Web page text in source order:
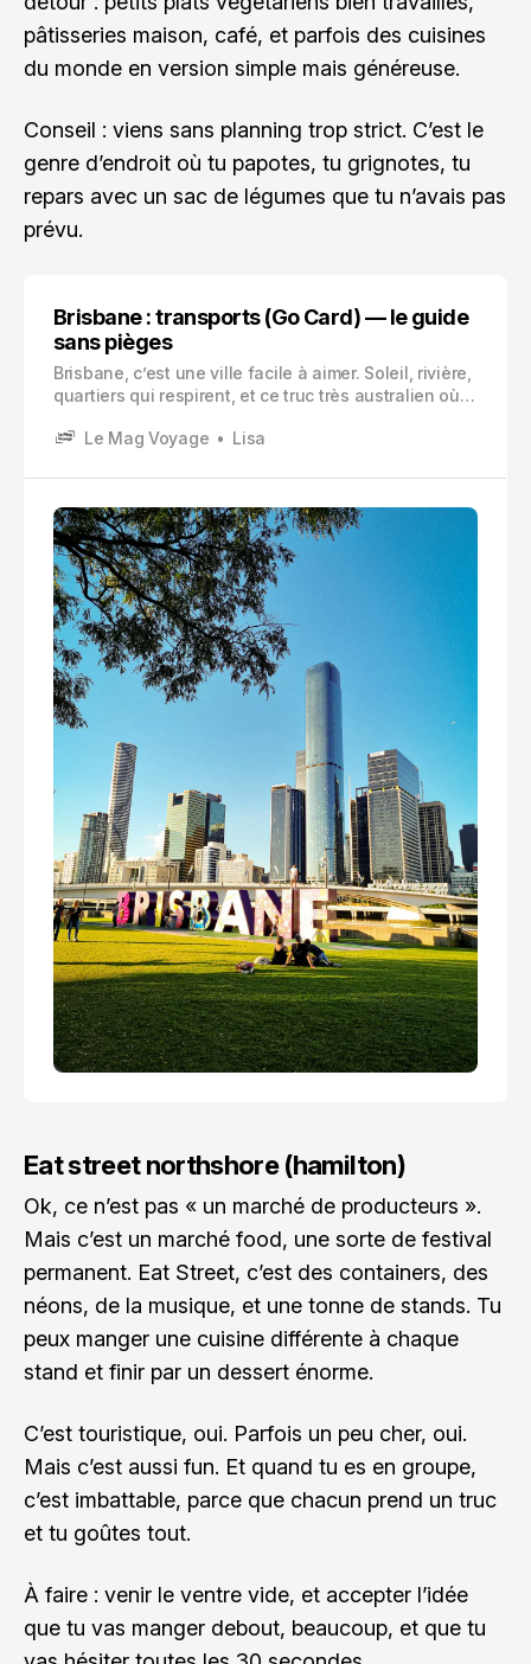
pâtisseries maison, café, et parfois des cuisines
du monde en version simple mais généreuse.
Conseil : viens sans planning trop strict. C’est le
genre d’endroit où tu papotes, tu grignotes, tu
repars avec un sac de légumes que tu n’avais pas
prévu.
Brisbane : transports (Go Card) — le guide
sans pièges
Brisbane, c’est une ville facile à aimer. Soleil, rivière,
quartiers qui respirent, et ce truc très australien où
Le Mag Voyage
Lisa
Eat street northshore (hamilton)
Ok, ce n’est pas « un marché de producteurs ».
Mais c’est un marché food, une sorte de festival
permanent. Eat Street, c’est des containers, des
néons, de la musique, et une tonne de stands. Tu
peux manger une cuisine différente à chaque
stand et finir par un dessert énorme.
C’est touristique, oui. Parfois un peu cher, oui.
Mais c’est aussi fun. Et quand tu es en groupe,
c’est imbattable, parce que chacun prend un truc
et tu goûtes tout.
À faire : venir le ventre vide, et accepter l’idée
que tu vas manger debout, beaucoup, et que tu